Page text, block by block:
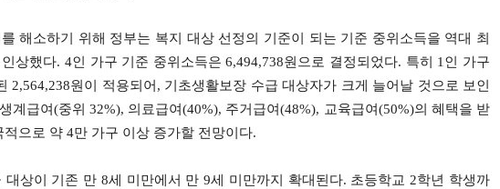
해소하기 위해 정부는 복지 대상 선정의 기준이 되는 기준 중위소득을 역대 최
상했다. 4인 가구 기준 중위소득은 6,494,738원으로 결정되었다. 특히 1인 가구
2,564,238원이 적용되어, 기초생활보장 수급 대상자가 크게 늘어날 것으로 보인
계급여(중위 32%), 의료급여(40%), 주거급여(48%), 교육급여(50%)의 혜택을 받
적으로 약 4만 가구 이상 증가할 전망이다.
대상이 기존 만 8세 미만에서 만 9세 미만까지 확대된다. 초등학교 2학년 학생까